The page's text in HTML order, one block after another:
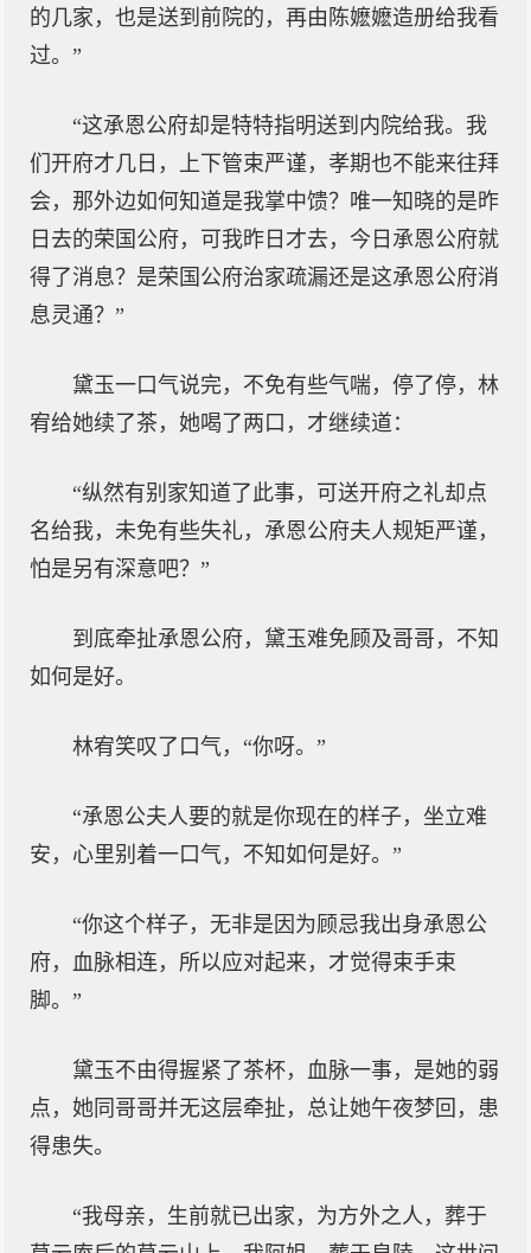
的几家，也是送到前院的，再由陈嬷嬷造册给我看
过。”
“这承恩公府却是特特指明送到内院给我。我
们开府才几日，上下管束严谨，孝期也不能来往拜
会，那外边如何知道是我掌中馈？唯一知晓的是昨
日去的荣国公府，可我昨日才去，今日承恩公府就
得了消息？是荣国公府治家疏漏还是这承恩公府消
息灵通？”
黛玉一口气说完，不免有些气喘，停了停，林
宥给她续了茶，她喝了两口，才继续道：
“纵然有别家知道了此事，可送开府之礼却点
名给我，未免有些失礼，承恩公府夫人规矩严谨，
怕是另有深意吧？”
到底牵扯承恩公府，黛玉难免顾及哥哥，不知
如何是好。
林宥笑叹了口气，“你呀。”
“承恩公夫人要的就是你现在的样子，坐立难
安，心里别着一口气，不知如何是好。”
“你这个样子，无非是因为顾忌我出身承恩公
府，血脉相连，所以应对起来，才觉得束手束
脚。”
黛玉不由得握紧了茶杯，血脉一事，是她的弱
点，她同哥哥并无这层牵扯，总让她午夜梦回，患
得患失。
“我母亲，生前就已出家，为方外之人，葬于